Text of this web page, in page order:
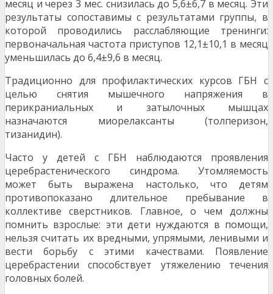
ме­сяц и через 3 мес. снизилась до 5,6±6,7 в месяц. Эти
результаты сопоставимы с результатами группы, в
ко­торой проводились расслабляющие тренинги:
перво­начальная частота приступов 12,1±10,1 в месяц
умень­шилась до 6,4±9,6 в месяц.
Традиционно для профилактических курсов ГБН с
целью снятия мышечного напряжения в
перикраниальных и затылочных мышцах
назначаются миорелаксанты (толперизон,
тизанидин).
Часто у детей с ГБН наблюдаются проявления
церебрастенического синдрома. Утомляемость
может быть выражена настолько, что детям
противопоказано дли­тельное пребывание в
коллективе сверстников. Глав­ное, о чем должны
помнить взрослые: эти дети нуж­даются в помощи,
нельзя считать их вредными, упря­мыми, ленивыми и
вести борьбу с этими качествами. Появление
церебрастении способствует утяжелению течения
головных болей.